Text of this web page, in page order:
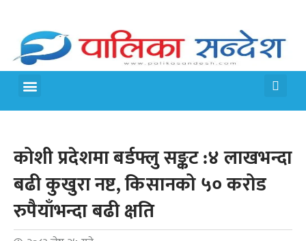
कोशी प्रदेशमा बर्डफ्लु सङ्कट :४ लाखभन्दा
बढी कुखुरा नष्ट, किसानको ५० करोड
रुपैयाँभन्दा बढी क्षति